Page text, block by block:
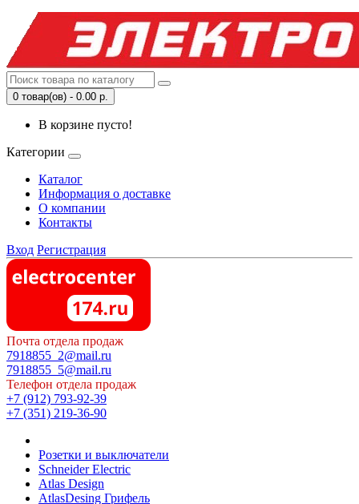
0 товар(ов) - 0.00 р.
В корзине пусто!
Категории
Каталог
Информация о доставке
О компании
Контакты
Вход Регистрация
Почта отдела продаж
7918855_2@mail.ru
7918855_5@mail.ru
Телефон отдела продаж
+7 (912) 793-92-39
+7 (351) 219-36-90
Розетки и выключатели
Schneider Electric
Atlas Design
AtlasDesing Грифель